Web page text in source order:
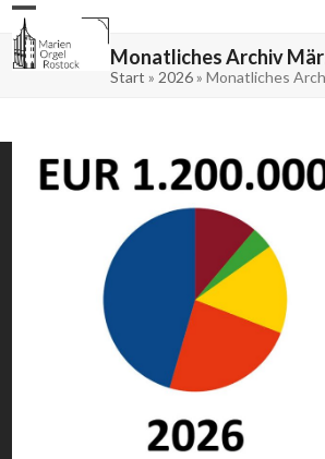
Skip
content
Open
mobile
menu
Close
mobile
menu Monatliches Archiv
Start » 2026» Monatliches